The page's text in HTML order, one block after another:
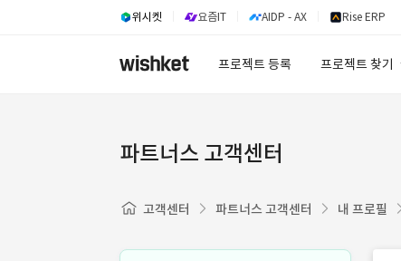
위시켓 요즘IT AIDP - AX Rise ERP
프로젝트 등록 프로젝트 찾기
파트너스 고객센터
고객센터 파트너스 고객센터 내 프로필